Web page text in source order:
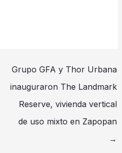
Grupo GFA y Thor Urbana
inauguraron The Landmark
Reserve, vivienda vertical
de uso mixto en Zapopan
→